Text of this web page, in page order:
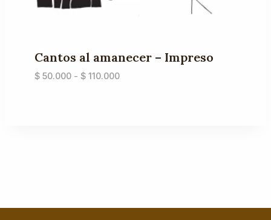
Cantos al amanecer – Impreso
$50.000 - $110.000Rango